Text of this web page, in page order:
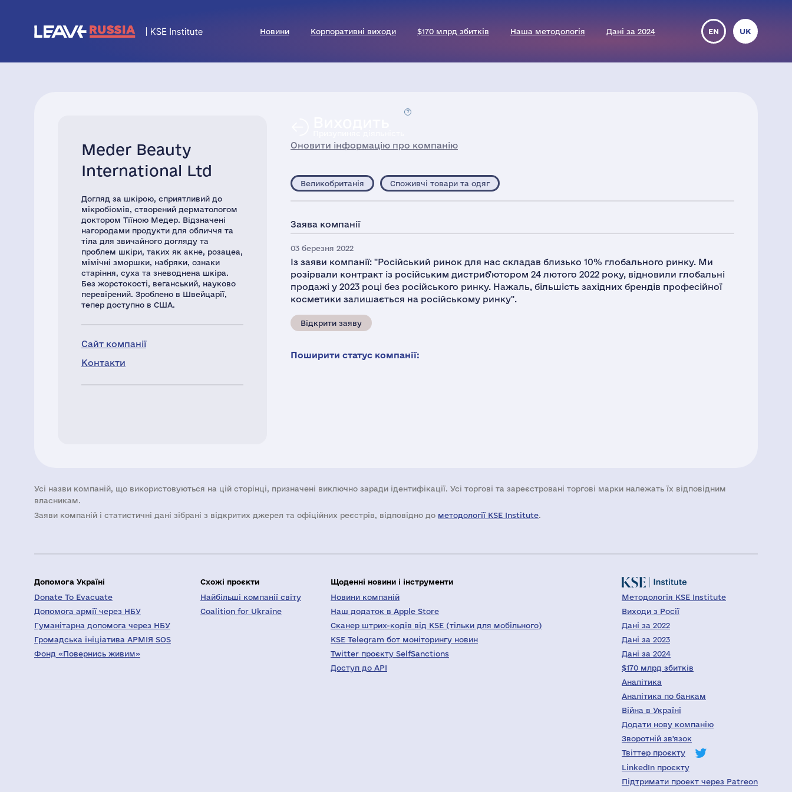
Новини Корпоративні виходи $170 млрд збитків Наша методологія Дані за 2024 EN UK
Meder Beauty
International Ltd
Догляд за шкірою, сприятливий до
мікробіомів, створений дерматологом
доктором Тіїною Медер. Відзначені
нагородами продукти для обличчя та
тіла для звичайного догляду та
проблем шкіри, таких як акне, розацеа,
мімічні зморшки, набряки, ознаки
старіння, суха та зневоднена шкіра.
Без жорстокості, веганський, науково
перевірений. Зроблено в Швейцарії,
тепер доступно в США.
Сайт компанії
Контакти
Оновити інформацію про компанію
Великобританія Споживчі товари та одяг
Заява компанії
03 березня 2022
Із заяви компанії: "Російський ринок для нас складав близько 10% глобального ринку. Ми
розірвали контракт із російським дистриб'ютором 24 лютого 2022 року, відновили глобальні
продажі у 2023 році без російського ринку. Нажаль, більшість західних брендів професійної
косметики залишається на російському ринку".
Відкрити заяву
Поширити статус компанії:
Усі назви компаній, що використовуються на цій сторінці, призначені виключно заради ідентифікації. Усі торгові та зареєстровані торгові марки належать їх відповідним
власникам.
Заяви компаній i статистичні дані зібрані з відкритих джерел та офіційних реєстрів, відповідно до методології KSE Institute.
Допомога Україні
Donate To Evacuate
Допомога армії через НБУ
Гуманітарна допомога через НБУ
Громадська ініціатива АРМІЯ SOS
Фонд «Повернись живим»
Схожі проєкти
Найбільші компанії світу
Coalition for Ukraine
Щоденні новини і інструменти
Новини компаній
Наш додаток в Apple Store
Сканер штрих-кодів від KSE (тільки для мобільного)
KSE Telegram бот моніторингу новин
Twitter проєкту SelfSanctions
Доступ до API
Методологія KSE Institute
Виходи з Росії
Дані за 2022
Дані за 2023
Дані за 2024
$170 млрд збитків
Аналітика
Аналітика по банкам
Війна в Україні
Додати нову компанію
Зворотній зв'язок
Твіттер проєкту
LinkedIn проєкту
Підтримати проект через Patreon